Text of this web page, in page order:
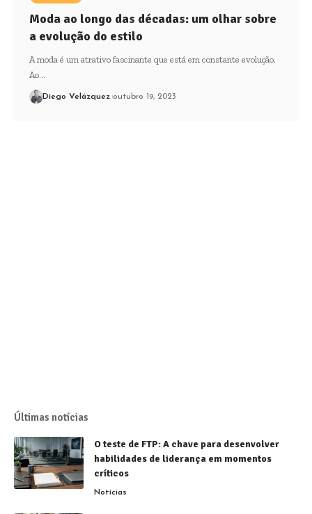
Moda ao longo das décadas: um olhar sobre
a evolução do estilo
A moda é um atrativo fascinante que está em constante evolução.
Ao…
Diego Velázquez outubro 19, 2023
Últimas notícias
O teste de FTP: A chave para desenvolver
habilidades de liderança em momentos
críticos
Notícias